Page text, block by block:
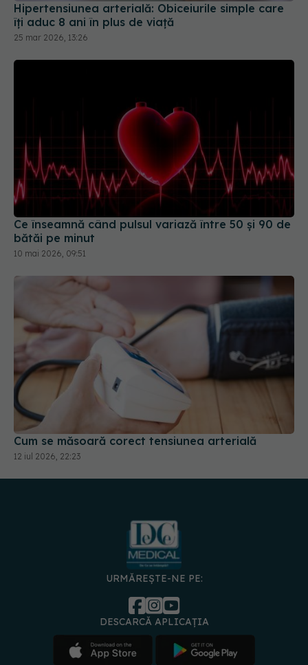
Hipertensiunea arterială: Obiceiurile simple care
îți aduc 8 ani în plus de viață
25 mar 2026, 13:26
Ce înseamnă când pulsul variază între 50 și 90 de
bătăi pe minut
10 mai 2026, 09:51
Cum se măsoară corect tensiunea arterială
12 iul 2026, 22:23
URMĂREȘTE-NE PE:
DESCARCĂ APLICAȚIA